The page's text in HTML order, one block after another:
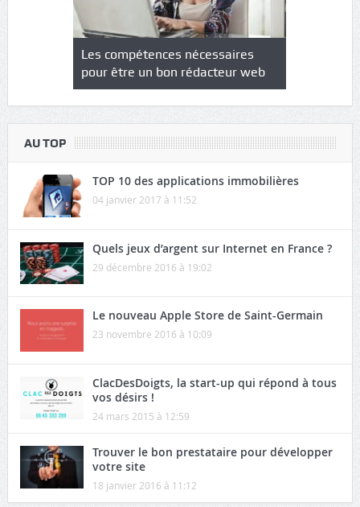
: un
Les compétences nécessaires
pour être un bon rédacteur web
AU TOP
TOP 10 des applications immobilières
04 janvier 2017 à 11:52
Quels jeux d’argent sur Internet en France ?
29 décembre 2016 à 19:02
Le nouveau Apple Store de Saint-Germain
23 novembre 2016 à 10:09
ClacDesDoigts, la start-up qui répond à tous
vos désirs !
24 mars 2015 à 12:59
Trouver le bon prestataire pour développer
votre site
18 janvier 2016 à 11:12